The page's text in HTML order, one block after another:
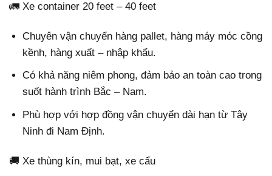
🚛 Xe container 20 feet – 40 feet
Chuyên vận chuyển hàng pallet, hàng máy móc cồng
kềnh, hàng xuất – nhập khẩu.
Có khả năng niêm phong, đảm bảo an toàn cao trong
suốt hành trình Bắc – Nam.
Phù hợp với hợp đồng vận chuyển dài hạn từ Tây
Ninh đi Nam Định.
🚚 Xe thùng kín, mui bạt, xe cẩu